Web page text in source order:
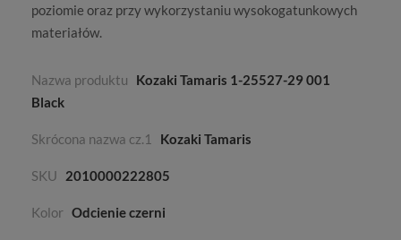
poziomie oraz przy wykorzystaniu wysokogatunkowych
materiałów.
Nazwa produktu
Kozaki Tamaris 1-25527-29 001
Black
Skrócona nazwa cz.1 Kozaki Tamaris
SKU 2010000222805
Kolor Odcienie czerni